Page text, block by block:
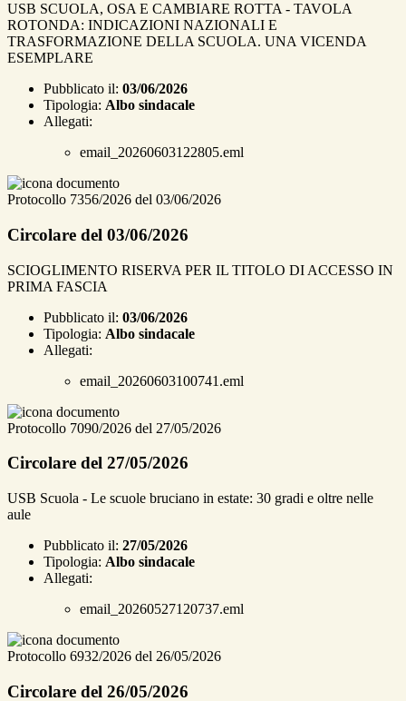
USB SCUOLA, OSA E CAMBIARE ROTTA - TAVOLA
ROTONDA: INDICAZIONI NAZIONALI E
TRASFORMAZIONE DELLA SCUOLA. UNA VICENDA
ESEMPLARE
Pubblicato il: 03/06/2026
Tipologia: Albo sindacale
Allegati:
email_20260603122805.eml
Protocollo 7356/2026 del 03/06/2026
Circolare del 03/06/2026
SCIOGLIMENTO RISERVA PER IL TITOLO DI ACCESSO IN
PRIMA FASCIA
Pubblicato il: 03/06/2026
Tipologia: Albo sindacale
Allegati:
email_20260603100741.eml
Protocollo 7090/2026 del 27/05/2026
Circolare del 27/05/2026
USB Scuola - Le scuole bruciano in estate: 30 gradi e oltre nelle
aule
Pubblicato il: 27/05/2026
Tipologia: Albo sindacale
Allegati:
email_20260527120737.eml
Protocollo 6932/2026 del 26/05/2026
Circolare del 26/05/2026